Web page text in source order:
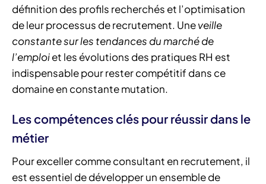
définition des profils recherchés et l’optimisation
de leur processus de recrutement. Uneveille
constante sur les tendances du marché de
l’emploiet les évolutions des pratiques RH est
indispensable pour rester compétitif dans ce
domaine en constante mutation.
Les compétences clés pour réussir dans le
métier
Pour exceller comme consultant en recrutement, il
est essentiel de développer un ensemble de